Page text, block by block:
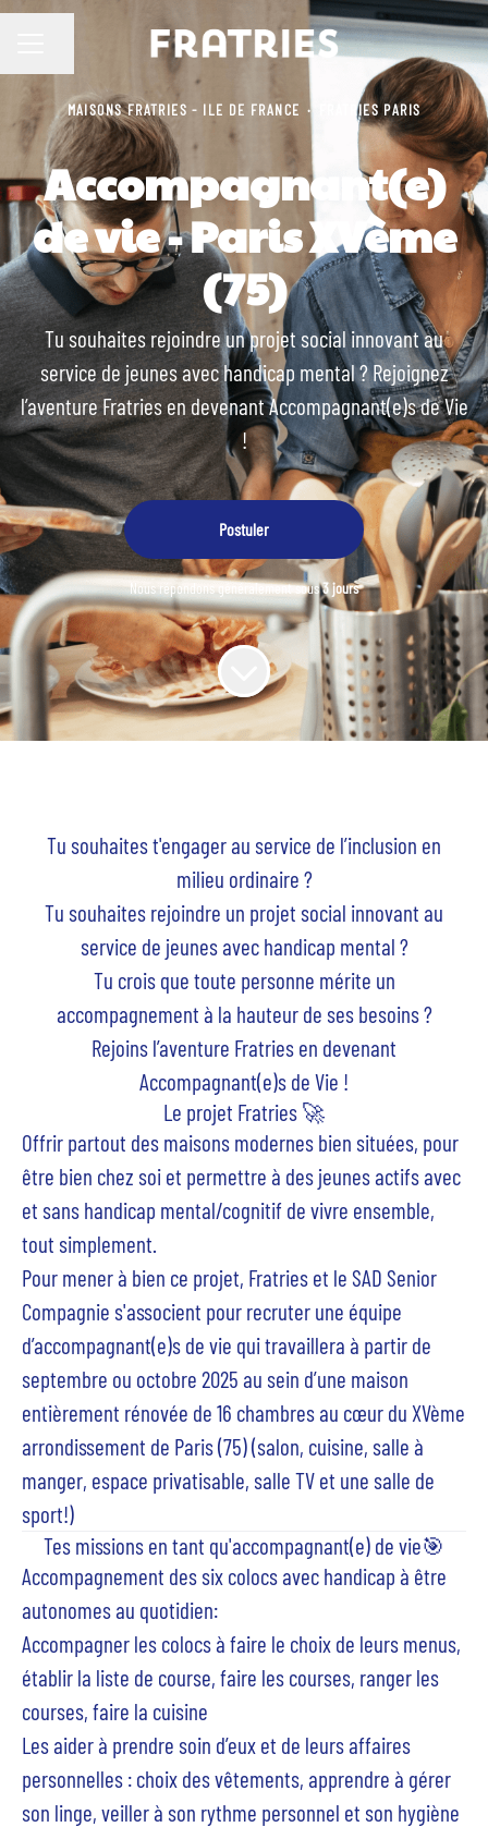
MAISONS FRATRIES - ILE DE FRANCE · FRATRIES PARIS
Accompagnant(e)
de vie - Paris XVème
(75)
Tu souhaites rejoindre un projet social innovant au
service de jeunes avec handicap mental ? Rejoignez
l’aventure Fratries en devenant Accompagnant(e)s de Vie
!
Postuler
Nous répondons généralement sous3 jours
Tu souhaites t'engager au service de l’inclusion en
milieu ordinaire ?
Tu souhaites rejoindre un projet social innovant au
service de jeunes avec handicap mental ?
Tu crois que toute personne mérite un
accompagnement à la hauteur de ses besoins ?
Rejoins l’aventure Fratries en devenant
Accompagnant(e)s de Vie !
Le projet Fratries 🚀
Offrir partout des maisons modernes bien situées, pour
être bien chez soi et permettre à des jeunes actifs avec
et sans handicap mental/cognitif de vivre ensemble,
tout simplement.
Pour mener à bien ce projet, Fratries et le SAD Senior
Compagnie s'associent pour recruter une équipe
d’accompagnant(e)s de vie qui travaillera à partir de
septembre ou octobre 2025 au sein d’une maison
entièrement rénovée de 16 chambres au cœur du XVème
arrondissement de Paris (75) (salon, cuisine, salle à
manger, espace privatisable, salle TV et une salle de
sport!)
Tes missions en tant qu'accompagnant(e) de vie🎯
Accompagnement des six colocs avec handicap à être
autonomes au quotidien:
Accompagner les colocs à faire le choix de leurs menus,
établir la liste de course, faire les courses, ranger les
courses, faire la cuisine
Les aider à prendre soin d’eux et de leurs affaires
personnelles : choix des vêtements, apprendre à gérer
son linge, veiller à son rythme personnel et son hygiène